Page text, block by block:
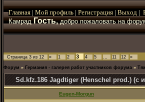
Главная | Мой профиль | Регистрация | Выход |
КамрадГость,добро пожаловать на
Страница 3 из 12 « 1 2 3 4 5 … 11 12 »
Форум » Германия - галерея работ участников форума »
Sd.kfz.186 Jagdtiger (Henschel prod.) (с
Eugen-Morgun